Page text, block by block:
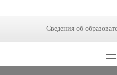
Сведения об